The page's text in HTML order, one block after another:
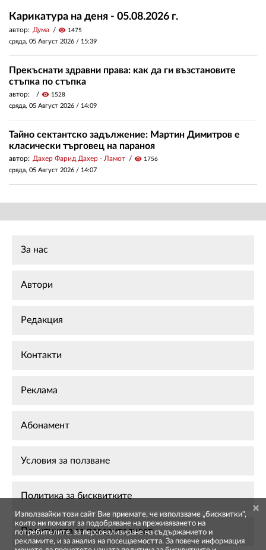
Карикатура на деня - 05.08.2026 г.
автор: Дума visibility 1475
сряда, 05 Август 2026 / 15:39
Прекъснати здравни права: как да ги възстановите
стъпка по стъпка
автор: visibility 1528
сряда, 05 Август 2026 / 14:09
Тайно сектантско задължение: Мартин Димитров е
класически търговец на параноя
автор: Дахер Фарид Дахер - Ламот visibility 1756
сряда, 05 Август 2026 / 14:07
За нас
Автори
Редакция
Контакти
Реклама
Абонамент
Условия за ползване
Политика за бисквитките
Политиката за поверителност
Използвайки този сайт Вие приемате, че използваме „бисквитки",
които ни помагат за подобряване на преживяването на
потребителите, за персонализиране на съдържанието и
рекламите, и за анализ на посещаемостта. За повече информация